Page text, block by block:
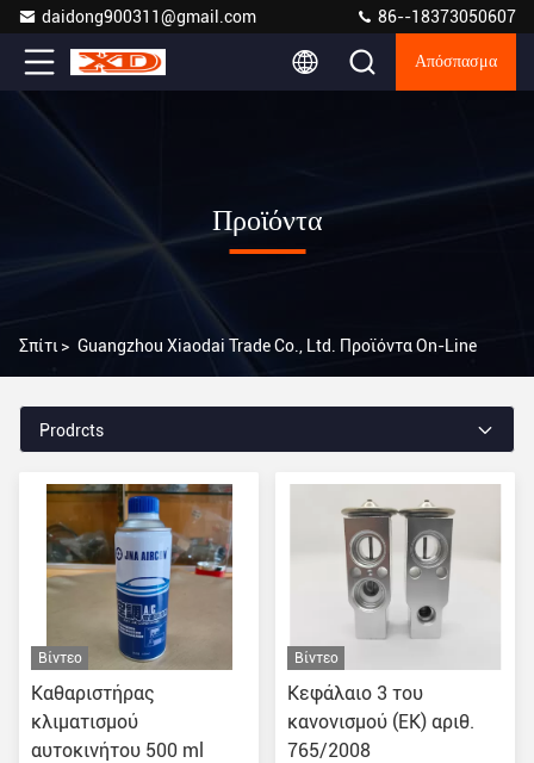
daidong900311@gmail.com 86--18373050607
Απόσπασμα
Προϊόντα
Σπίτι > Guangzhou Xiaodai Trade Co., Ltd. Προϊόντα On-Line
Prodrcts
Βίντεο
Καθαριστήρας
κλιματισμού
αυτοκινήτου 500 ml
Βίντεο
Κεφάλαιο 3 του
κανονισμού (ΕΚ) αριθ.
765/2008